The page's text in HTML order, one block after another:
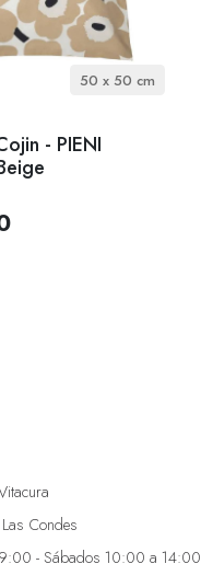
50 x 50 cm
- PIENI
Condes
- Sábados 10:00 a 14:00